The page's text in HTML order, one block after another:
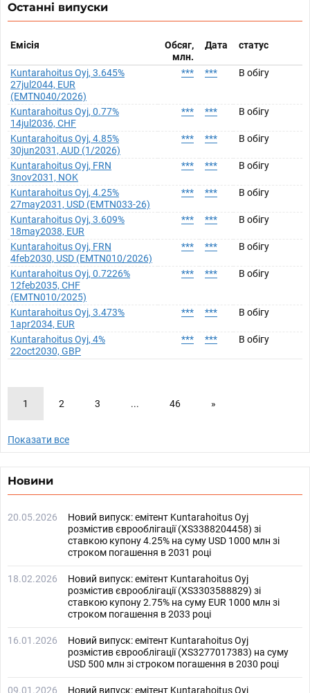
Останні випуски
Емісія
Обсяг,
млн.
Дата статус
Kuntarahoitus Oyj, 3.645%
27jul2044, EUR
(EMTN040/2026)
*** *** В обігу
Kuntarahoitus Oyj, 0.77%
14jul2036, CHF
*** *** В обігу
Kuntarahoitus Oyj, 4.85%
30jun2031, AUD (1/2026)
*** *** В обігу
Kuntarahoitus Oyj, FRN
3nov2031, NOK
*** *** В обігу
Kuntarahoitus Oyj, 4.25%
27may2031, USD (EMTN033-26)
*** *** В обігу
Kuntarahoitus Oyj, 3.609%
18may2038, EUR
*** *** В обігу
Kuntarahoitus Oyj, FRN
4feb2030, USD (EMTN010/2026)
*** *** В обігу
Kuntarahoitus Oyj, 0.7226%
12feb2035, CHF
(EMTN010/2025)
*** *** В обігу
Kuntarahoitus Oyj, 3.473%
1apr2034, EUR
*** *** В обігу
Kuntarahoitus Oyj, 4%
22oct2030, GBP
*** *** В обігу
1 2 3 ... 46 »
Показати все
Новини
20.05.2026
Новий випуск: емітент Kuntarahoitus Oyj
розмістив єврооблігації (XS3388204458) зі
ставкою купону 4.25% на суму USD 1000 млн зі
строком погашення в 2031 році
18.02.2026
Новий випуск: емітент Kuntarahoitus Oyj
розмістив єврооблігації (XS3303588829) зі
ставкою купону 2.75% на суму EUR 1000 млн зі
строком погашення в 2033 році
16.01.2026
Новий випуск: емітент Kuntarahoitus Oyj
розмістив єврооблігації (XS3277017383) на суму
USD 500 млн зі строком погашення в 2030 році
09.01.2026 Новий випуск: емітент Kuntarahoitus Oyj